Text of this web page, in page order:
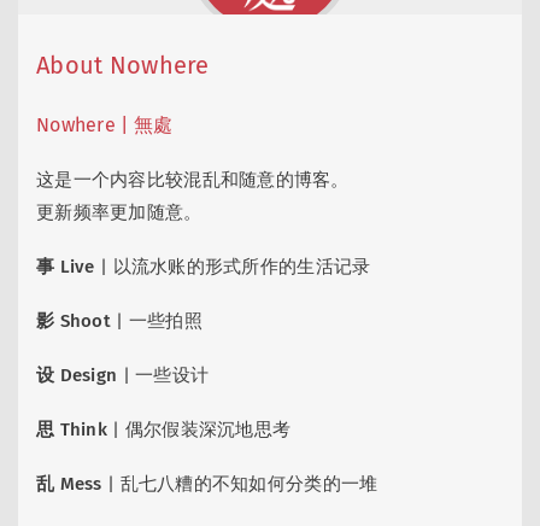
About Nowhere
Nowhere | 無處
这是一个内容比较混乱和随意的博客。
更新频率更加随意。
事 Live | 以流水账的形式所作的生活记录
影 Shoot | 一些拍照
设 Design | 一些设计
思 Think | 偶尔假装深沉地思考
乱 Mess | 乱七八糟的不知如何分类的一堆